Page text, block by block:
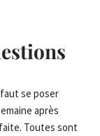
se poser
après
Toutes sont